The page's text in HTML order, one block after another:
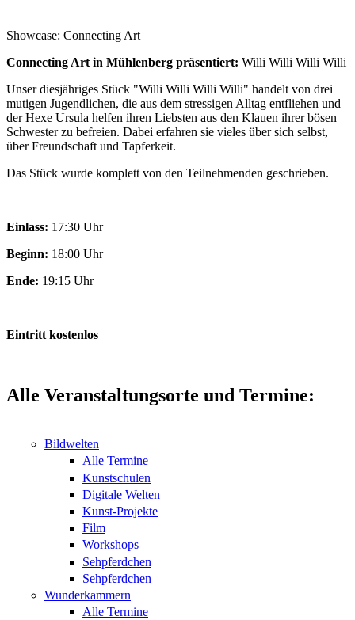
Showcase: Connecting Art
Connecting Art in Mühlenberg präsentiert: Willi Willi Willi Willi
Unser diesjähriges Stück "Willi Willi Willi Willi" handelt von drei
mutigen Jugendlichen, die aus dem stressigen Alltag entfliehen und
der Hexe Ursula helfen ihren Liebsten aus den Klauen ihrer bösen
Schwester zu befreien. Dabei erfahren sie vieles über sich selbst,
über Freundschaft und Tapferkeit.
Das Stück wurde komplett von den Teilnehmenden geschrieben.
Einlass: 17:30 Uhr
Beginn: 18:00 Uhr
Ende: 19:15 Uhr
Eintritt kostenlos
Alle Veranstaltungsorte und Termine:
Bildwelten
Alle Termine
Kunstschulen
Digitale Welten
Kunst-Projekte
Film
Workshops
Sehpferdchen
Sehpferdchen
Wunderkammern
Alle Termine